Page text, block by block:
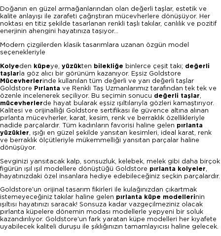
Doğanın en güzel armağanlarından olan değerli taşlar, estetik ve
kalite anlayışı ile zarafeti çağrıştıran mücevherlere dönüşüyor. Her
noktası en titiz şekilde tasarlanan renkli taşlı takılar, canlılık ve pozitif
enerjinin ahengini hayatınıza taşıyor...
Modern çizgilerden klasik tasarımlara uzanan özgün model
seçenekleriyle
Kolyeden küpeye, yüzükten bilekliğe binlerce çeşit takı; değerli
taşlar la göz alıcı bir görünüm kazanıyor. Eşsiz Goldstore
Mücevherlerinde kullanılan tüm değerli ve yarı değerli taşlar
Goldstore Pırlanta ve Renkli Taş Uzmanlarımız tarafından tek tek ve
özenle incelenerek seçiliyor. Bu seçimin sonucu değerli taşlar
mücevherlerde hayat bularak eşsiz ışıltılarıyla gözleri kamaştırıyor.
Kalitesi ve orijinalliği Goldstore sertifikası ile güvence altına alınan
pırlanta mücevherler, karat, kesim, renk ve berraklık özellikleriyle
nadide parçalardır. Tüm kadınların favorisi haline gelen pırlanta
yüzükler , ışığı en güzel şekilde yansıtan kesimleri, ideal karat, renk
ve berraklık ölçütleriyle mükemmelliği yansıtan parçalar haline
dönüşüyor.
Sevginizi yansıtacak kalp, sonsuzluk, kelebek, melek gibi daha birçok
figürün ışıl ışıl modellere dönüştüğü Goldstore pırlanta kolyeler
hayatınızdaki özel insanlara hediye edebileceğiniz seçkin parçalardır.
Goldstore'un orijinal tasarım fikirleri ile kulağınızdan çıkartmak
istemeyeceğiniz takılar haline gelen pırlanta küpe modellerinin
ışıltısı hayatınızı saracak! Sonsuza kadar vazgeçilmeziniz olacak
pırlanta küpelere dönemin modası modellerle yepyeni bir soluk
kazandırılıyor. Goldstore'un fark yaratan küpe modelleri her kıyafete
uyabilecek kaliteli duruşu ile şıklığınızın tamamlayıcısı haline gelecek.